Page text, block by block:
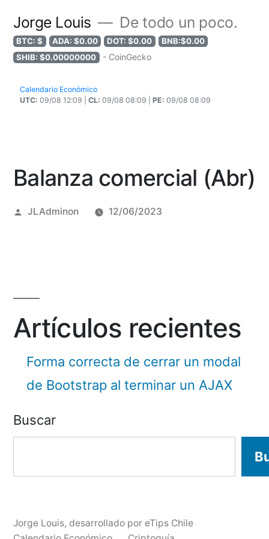
Jorge Louis De todo un poco.
BTC: $ ADA: $0.00 DOT: $0.00
BNB:$0.00
SHIB: $0.00000000
- CoinGecko
Calendario Económico
UTC: 09/08 12:09 | CL: 09/08 08:09 | PE: 09/08 08:09
Balanza comercial (Abr)
Posted
JLAdminon 12/06/2023
Artículos recientes
Forma correcta de cerrar un modal
de Bootstrap al terminar un AJAX
Buscar
Jorge Louis, desarrollado por eTips Chile